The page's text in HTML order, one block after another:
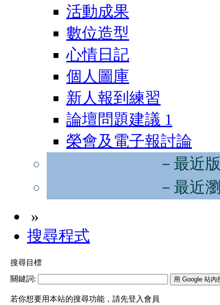
活動成果
數位造型
心情日記
個人圖庫
新人報到練習
論壇問題建議 1
榮會及電子報討論
－最近
－最近
»
搜尋程式
搜尋目標
關鍵詞:
若你想要用本站的搜尋功能，請先登入會員